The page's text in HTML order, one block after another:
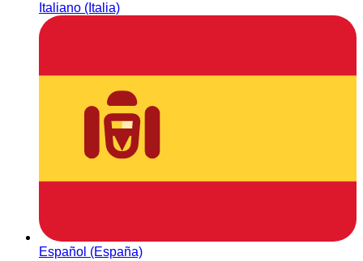
Italiano (Italia)
Español (España)